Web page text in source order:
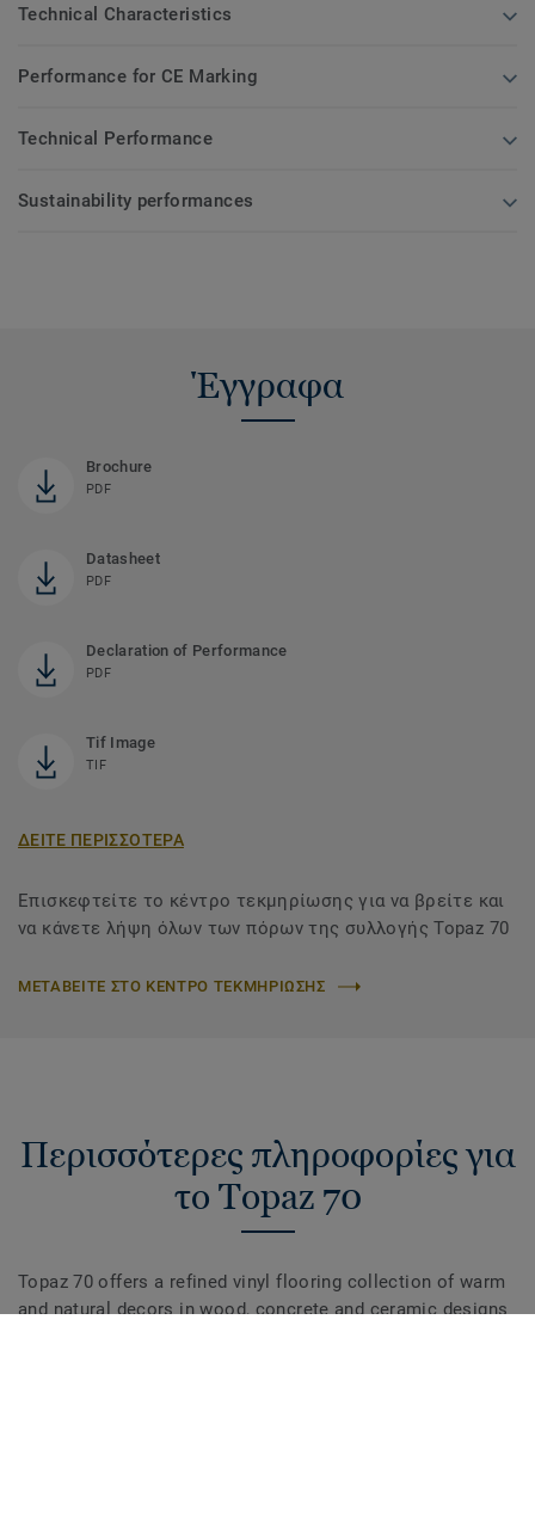
Technical Characteristics
Performance for CE Marking
Technical Performance
Sustainability performances
Έγγραφα
Brochure
PDF
Datasheet
PDF
Declaration of Performance
PDF
Tif Image
TIF
ΔΕΙΤΕ ΠΕΡΙΣΣΟΤΕΡΑ
Επισκεφτείτε το κέντρο τεκμηρίωσης για να βρείτε και
να κάνετε λήψη όλων των πόρων της συλλογής Topaz 70
ΜΕΤΑΒΕΙΤΕ ΣΤΟ ΚΕΝΤΡΟ ΤΕΚΜΗΡΙΩΣΗΣ
Περισσότερες πληροφορίες για
το Topaz 70
Topaz 70 offers a refined vinyl flooring collection of warm
and natural decors in wood, concrete and ceramic designs